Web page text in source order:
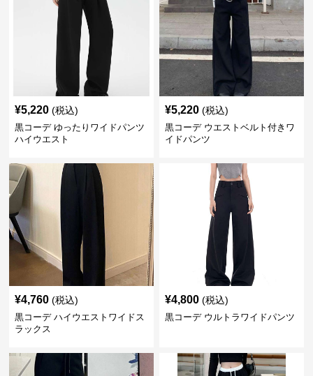
¥5,220 (税込)
黒コーデ ゆったりワイドパンツ
ハイウエスト
¥5,220 (税込)
黒コーデ ウエストベルト付きワ
イドパンツ
¥4,760 (税込)
黒コーデ ハイウエストワイドス
ラックス
¥4,800 (税込)
黒コーデ ウルトラワイドパンツ